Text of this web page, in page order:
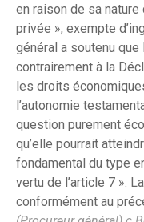
en raison de sa
privée », exempte
général a soutenu que
contrairement à la
les droits
l’autonomie
question purement
qu’elle pourrait
fondamental du type
vertu de l’article 7 ».
conformément au